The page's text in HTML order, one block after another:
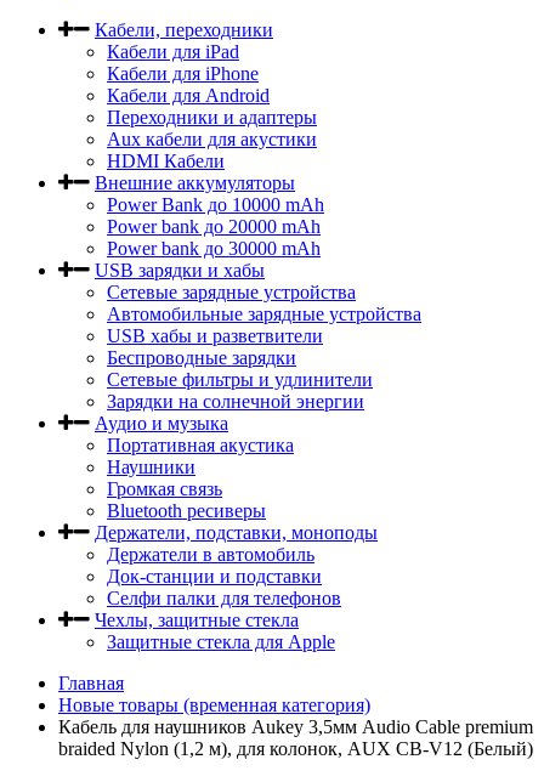
Кабели, переходники
Кабели для iPad
Кабели для iPhone
Кабели для Android
Переходники и адаптеры
Aux кабели для акустики
HDMI Кабели
Внешние аккумуляторы
Power Bank до 10000 mAh
Power bank до 20000 mAh
Power bank до 30000 mAh
USB зарядки и хабы
Сетевые зарядные устройства
Автомобильные зарядные устройства
USB хабы и разветвители
Беспроводные зарядки
Сетевые фильтры и удлинители
Зарядки на солнечной энергии
Аудио и музыка
Портативная акустика
Наушники
Громкая связь
Bluetooth ресиверы
Держатели, подставки, моноподы
Держатели в автомобиль
Док-станции и подставки
Селфи палки для телефонов
Чехлы, защитные стекла
Защитные стекла для Apple
Главная
Новые товары (временная категория)
Кабель для наушников Aukey 3,5мм Audio Cable premium
braided Nylon (1,2 м), для колонок, AUX CB-V12 (Белый)